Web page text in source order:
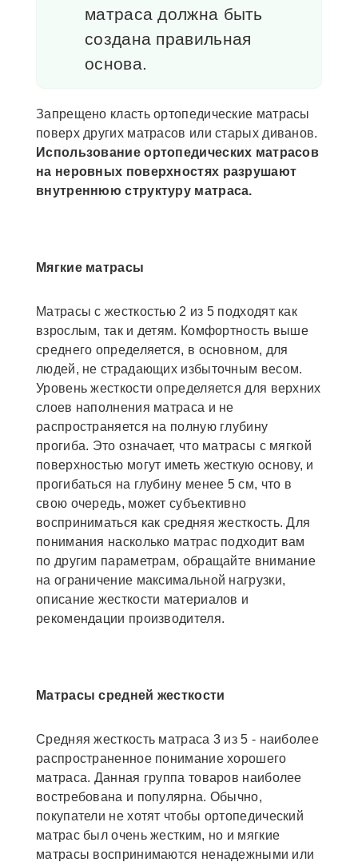
матраса должна быть
создана правильная
основа.
Запрещено класть ортопедические матрасы
поверх других матрасов или старых диванов.
Использование ортопедических матрасов
на неровных поверхностях разрушают
внутреннюю структуру матраса.
Мягкие матрасы
Матрасы с жесткостью 2 из 5 подходят как
взрослым, так и детям. Комфортность выше
среднего определяется, в основном, для
людей, не страдающих избыточным весом.
Уровень жесткости определяется для верхних
слоев наполнения матраса и не
распространяется на полную глубину
прогиба. Это означает, что матрасы с мягкой
поверхностью могут иметь жесткую основу, и
прогибаться на глубину менее 5 см, что в
свою очередь, может субъективно
восприниматься как средняя жесткость. Для
понимания насколько матрас подходит вам
по другим параметрам, обращайте внимание
на ограничение максимальной нагрузки,
описание жесткости материалов и
рекомендации производителя.
Матрасы средней жесткости
Средняя жесткость матраса 3 из 5 - наиболее
распространенное понимание хорошего
матраса. Данная группа товаров наиболее
востребована и популярна. Обычно,
покупатели не хотят чтобы ортопедический
матрас был очень жестким, но и мягкие
матрасы воспринимаются ненадежными или